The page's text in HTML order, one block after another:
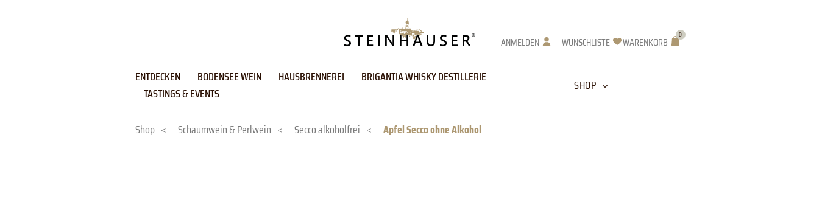
ANMELDEN WUNSCHLISTE WARENKORB
0
Warenkorb
ENTDECKEN BODENSEE WEIN HAUSBRENNEREI
BRIGANTIA WHISKY DESTILLERIE
TASTINGS & EVENTS
SHOP
Shop < Schaumwein & Perlwein < Secco alkoholfrei < Apfel Secco ohne Alkohol